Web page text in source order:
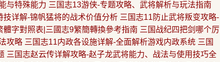
与特殊能力 三国志13游侠-专题攻略、武将解析与玩法指南
技详解-锦帆猛将的战术价值分析 三国志11防止武将叛变攻略-
體字對照表|三國志9繁簡轉換參考指南 三国战纪四把剑哪个厉
攻略 三国志11内政各设施详解-全面解析游戏内政系统 三国
三国志赵云传详解攻略-赵子龙武将能力、战法与使用技巧全